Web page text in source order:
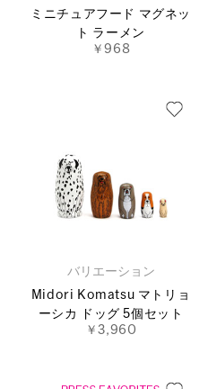
ミニチュアフード マグネッ
ト ラーメン
￥968
バリエーション
Midori Komatsu マトリョ
ーシカ ドッグ 5個セット
￥3,960